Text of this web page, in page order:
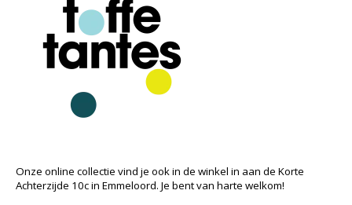
Onze online collectie vind je ook in de winkel in aan de Korte
Achterzijde 10c in Emmeloord. Je bent van harte welkom!